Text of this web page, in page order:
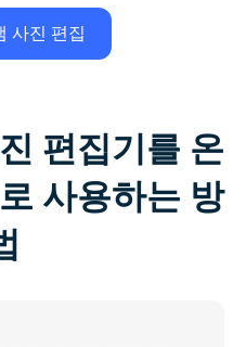
사진 편집
편집기를 온
사용하는 방